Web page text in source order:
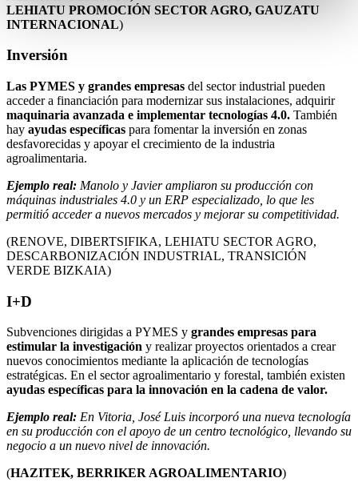
LEHIATU PROMOCIÓN SECTOR AGRO, GAUZATU
INTERNACIONAL)
Inversión
Las PYMES y grandes empresas del sector industrial pueden
acceder a financiación para modernizar sus instalaciones, adquirir
maquinaria avanzada e implementar tecnologías 4.0. También
hay ayudas específicas para fomentar la inversión en zonas
desfavorecidas y apoyar el crecimiento de la industria
agroalimentaria.
Ejemplo real: Manolo y Javier ampliaron su producción con
máquinas industriales 4.0 y un ERP especializado, lo que les
permitió acceder a nuevos mercados y mejorar su competitividad.
(RENOVE, DIBERTSIFIKA, LEHIATU SECTOR AGRO,
DESCARBONIZACIÓN INDUSTRIAL, TRANSICIÓN
VERDE BIZKAIA)
I+D
Subvenciones dirigidas a PYMES y grandes empresas para
estimular la investigación y realizar proyectos orientados a crear
nuevos conocimientos mediante la aplicación de tecnologías
estratégicas. En el sector agroalimentario y forestal, también existen
ayudas específicas para la innovación en la cadena de valor.
Ejemplo real: En Vitoria, José Luis incorporó una nueva tecnología
en su producción con el apoyo de un centro tecnológico, llevando su
negocio a un nuevo nivel de innovación.
(HAZITEK, BERRIKER AGROALIMENTARIO)